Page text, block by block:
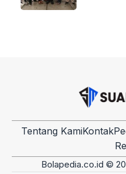
Tentang KamiKontak
Bolapedia.co.id ©